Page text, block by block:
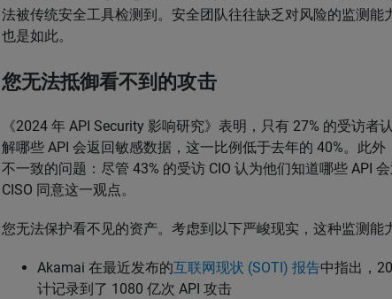
法被传统安全工具检测到。安全团队往往缺乏对风险的监测能
也是如此。
您无法抵御看不到的攻击
《2024 年 API Security 影响研究》表明，只有 27% 的受访者
解哪些 API 会返回敏感数据，这一比例低于去年的 40%。此
不一致的问题：尽管 43% 的受访 CIO 认为他们知道哪些 API
CISO 同意这一观点。
您无法保护看不见的资产。考虑到以下严峻现实，这种监测能
Akamai 在最近发布的互联网现状 (SOTI) 报告中指出，
计记录到了 1080 亿次 API 攻击